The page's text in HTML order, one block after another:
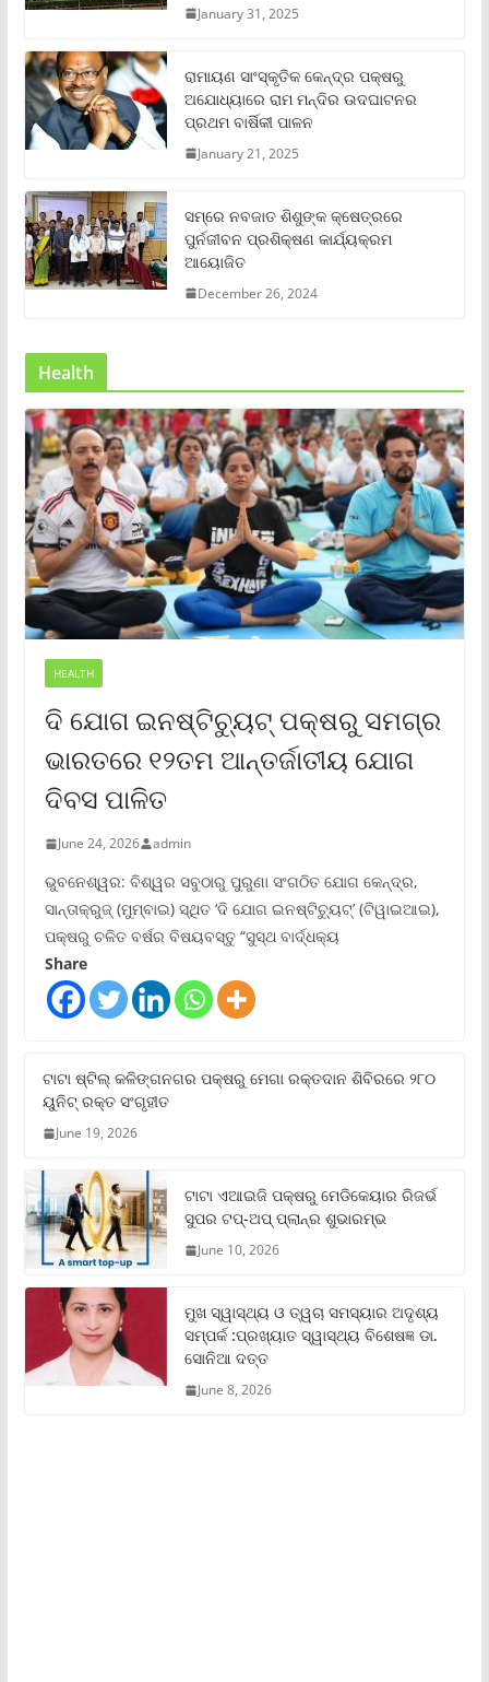
January 31, 2025
ରାମାୟଣ ସାଂସ୍କୃତିକ କେନ୍ଦ୍ର ପକ୍ଷରୁ
ଅଯୋଧ୍ୟାରେ ରାମ ମନ୍ଦିର ଉଦଘାଟନର
ପ୍ରଥମ ବାର୍ଷିକୀ ପାଳନ
January 21, 2025
ସମ୍‌ରେ ନବଜାତ ଶିଶୁଙ୍କ କ୍ଷେତ୍ରରେ
ପୁର୍ନଜୀବନ ପ୍ରଶିକ୍ଷଣ କାର୍ଯ୍ୟକ୍ରମ
ଆୟୋଜିତ
December 26, 2024
Health
HEALTH
ଦି ଯୋଗ ଇନଷ୍ଟିଚ୍ୟୁଟ୍ ପକ୍ଷରୁ ସମଗ୍ର
ଭାରତରେ ୧୨ତମ ଆନ୍ତର୍ଜାତୀୟ ଯୋଗ
ଦିବସ ପାଳିତ
June 24, 2026 admin
ଭୁବନେଶ୍ୱର: ବିଶ୍ୱର ସବୁଠାରୁ ପୁରୁଣା ସଂଗଠିତ ଯୋଗ କେନ୍ଦ୍ର,
ସାନ୍ତାକ୍ରୁଜ୍ (ମୁମ୍ବାଇ) ସ୍ଥିତ ‘ଦି ଯୋଗ ଇନଷ୍ଟିଚ୍ୟୁଟ୍‌’ (ଟିୱାଇଆଇ),
ପକ୍ଷରୁ ଚଳିତ ବର୍ଷର ବିଷୟବସ୍ତୁ “ସୁସ୍ଥ ବାର୍ଦ୍ଧକ୍ୟ
Share
ଟାଟା ଷ୍ଟିଲ୍‌ କଳିଙ୍ଗନଗର ପକ୍ଷରୁ ମେଗା ରକ୍ତଦାନ ଶିବିରରେ ୨୮୦
ୟୁନିଟ୍‌ ରକ୍ତ ସଂଗୃହୀତ
June 19, 2026
ଟାଟା ଏଆଇଜି ପକ୍ଷରୁ ମେଡିକେୟାର ରିଜର୍ଭ
ସୁପର ଟପ୍‌-ଅପ୍ ପ୍ଲାନ୍‌ର ଶୁଭାରମ୍ଭ
June 10, 2026
ମୁଖ ସ୍ୱାସ୍ଥ୍ୟ ଓ ତ୍ୱଚା ସମସ୍ୟାର ଅଦୃଶ୍ୟ
ସମ୍ପର୍କ :ପ୍ରଖ୍ୟାତ ସ୍ୱାସ୍ଥ୍ୟ ବିଶେଷଜ୍ଞ ଡା.
ସୋନିଆ ଦତ୍ତ
June 8, 2026